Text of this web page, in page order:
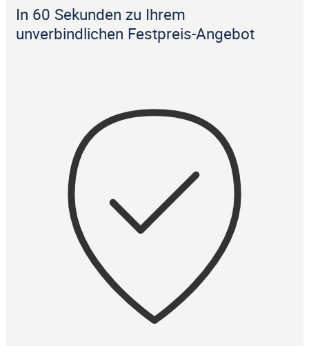
In 60 Sekunden zu Ihrem
unverbindlichen Festpreis-Angebot